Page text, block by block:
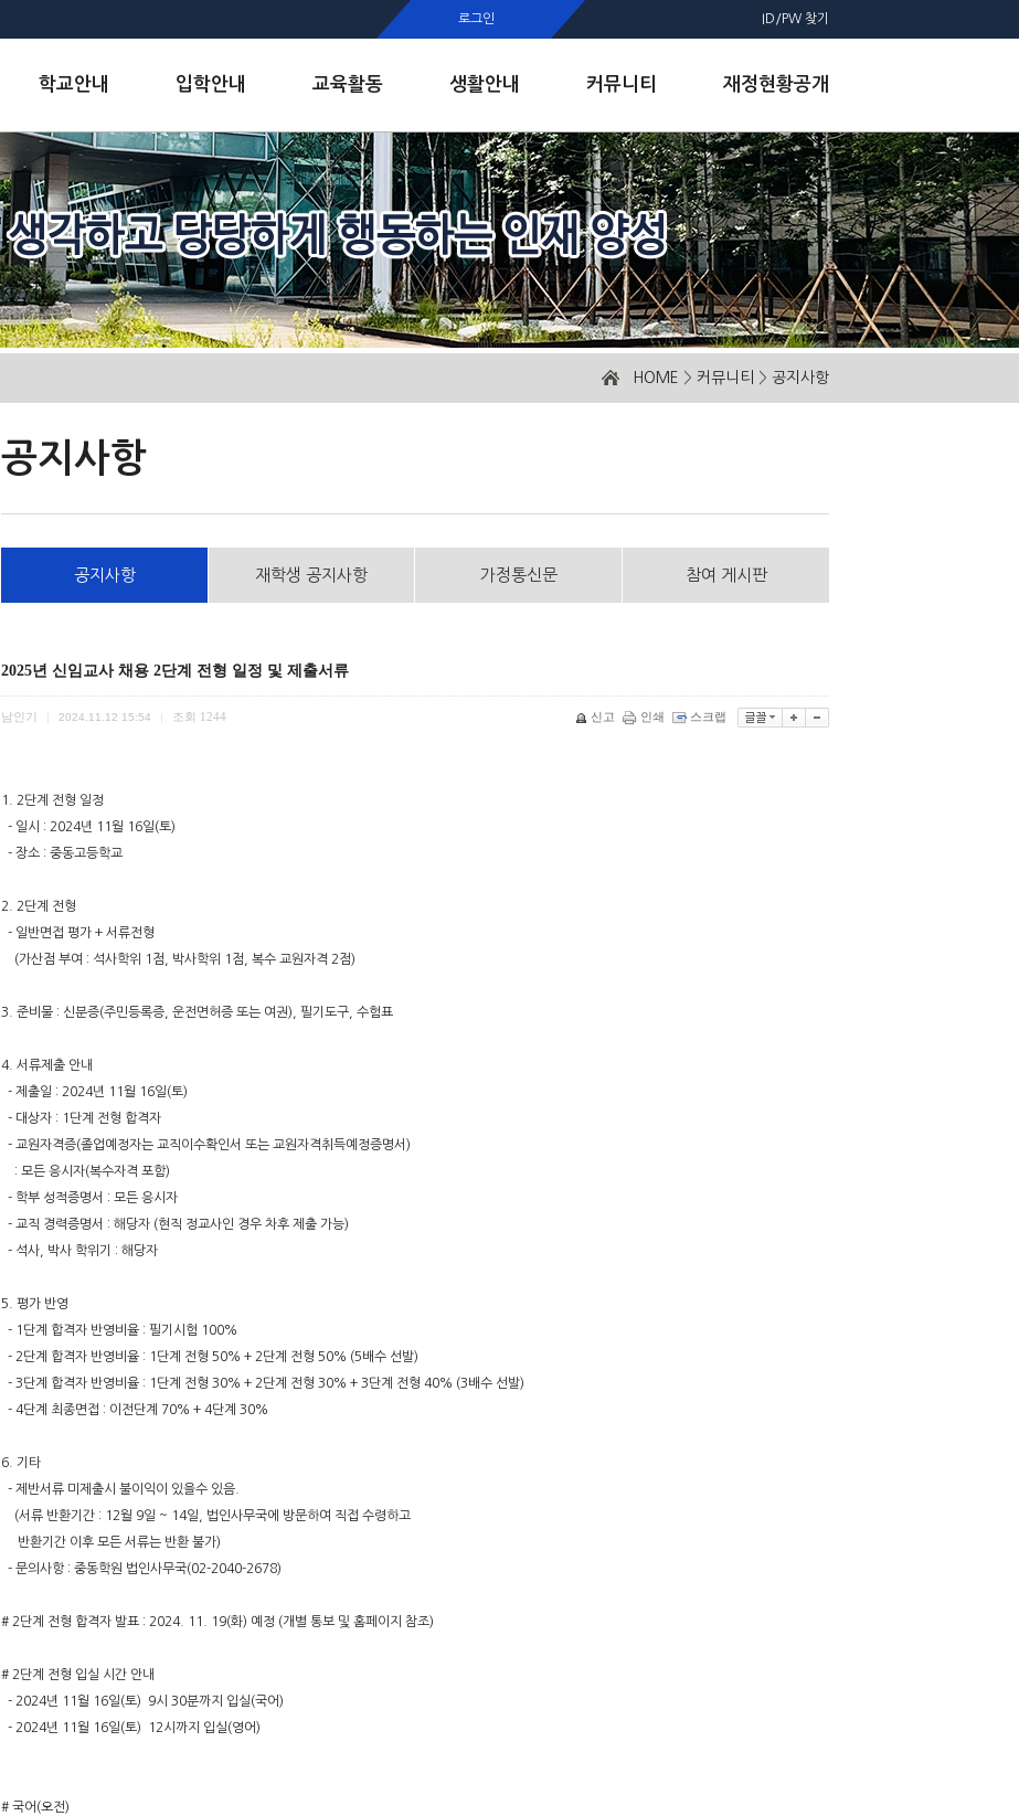
로그인 ID/PW 찾기
학교안내 입학안내 교육활동 생활안내 커뮤니티 재정현황공개
HOME > 커뮤니티 > 공지사항
공지사항
공지사항 재학생 공지사항 가정통신문 참여 게시판
2025년 신임교사 채용 2단계 전형 일정 및 제출서류
남인기 2024.11.12 15:54 조회 1244 신고 인쇄 스크랩
1. 2단계 전형 일정
- 일시 : 2024년 11월 16일(토)
- 장소 : 중동고등학교
2. 2단계 전형
- 일반면접 평가 + 서류전형
(가산점 부여 : 석사학위 1점, 박사학위 1점, 복수 교원자격 2점)
3. 준비물 : 신분증(주민등록증, 운전면허증 또는 여권), 필기도구, 수험표
4. 서류제출 안내
- 제출일 : 2024년 11월 16일(토)
- 대상자 : 1단계 전형 합격자
- 교원자격증(졸업예정자는 교직이수확인서 또는 교원자격취득예정증명서)
: 모든 응시자(복수자격 포함)
- 학부 성적증명서 : 모든 응시자
- 교직 경력증명서 : 해당자 (현직 정교사인 경우 차후 제출 가능)
- 석사, 박사 학위기 : 해당자
5. 평가 반영
- 1단계 합격자 반영비율 : 필기시험 100%
- 2단계 합격자 반영비율 : 1단계 전형 50% + 2단계 전형 50% (5배수 선발)
- 3단계 합격자 반영비율 : 1단계 전형 30% + 2단계 전형 30% + 3단계 전형 40% (3배수 선발)
- 4단계 최종면접 : 이전단계 70% + 4단계 30%
6. 기타
- 제반서류 미제출시 불이익이 있을수 있음.
(서류 반환기간 : 12월 9일 ~ 14일, 법인사무국에 방문하여 직접 수령하고
반환기간 이후 모든 서류는 반환 불가)
- 문의사항 : 중동학원 법인사무국(02-2040-2678)
# 2단계 전형 합격자 발표 : 2024. 11. 19(화) 예정 (개별 통보 및 홈페이지 참조)
# 2단계 전형 입실 시간 안내
- 2024년 11월 16일(토) 9시 30분까지 입실(국어)
- 2024년 11월 16일(토) 12시까지 입실(영어)
# 국어(오전)